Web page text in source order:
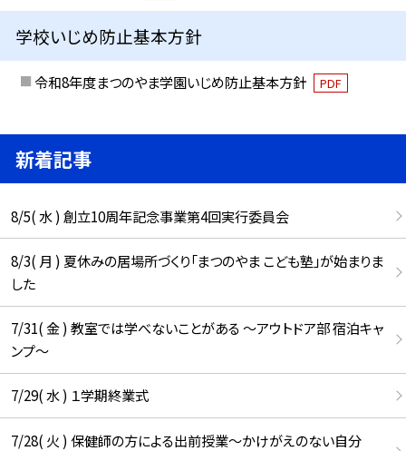
学校いじめ防止基本方針
令和8年度まつのやま学園いじめ防止基本方針 PDF
新着記事
8/5( 水 ) 創立10周年記念事業第4回実行委員会
8/3( 月 ) 夏休みの居場所づくり「まつのやま こども塾」が始まりま
した
7/31( 金 ) 教室では学べないことがある ～アウトドア部 宿泊キャ
ンプ～
7/29( 水 ) １学期終業式
7/28( 火 ) 保健師の方による出前授業～かけがえのない自分